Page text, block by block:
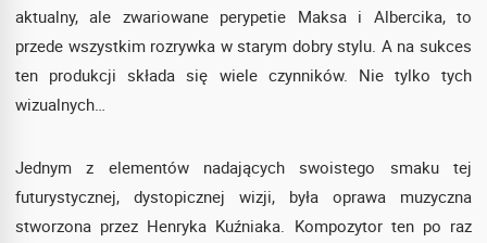
aktualny, ale zwariowane perypetie Maksa i Albercika, to
przede wszystkim rozrywka w starym dobry stylu. A na sukces
ten produkcji składa się wiele czynników. Nie tylko tych
wizualnych…
Jednym z elementów nadających swoistego smaku tej
futurystycznej, dystopicznej wizji, była oprawa muzyczna
stworzona przez Henryka Kuźniaka. Kompozytor ten po raz